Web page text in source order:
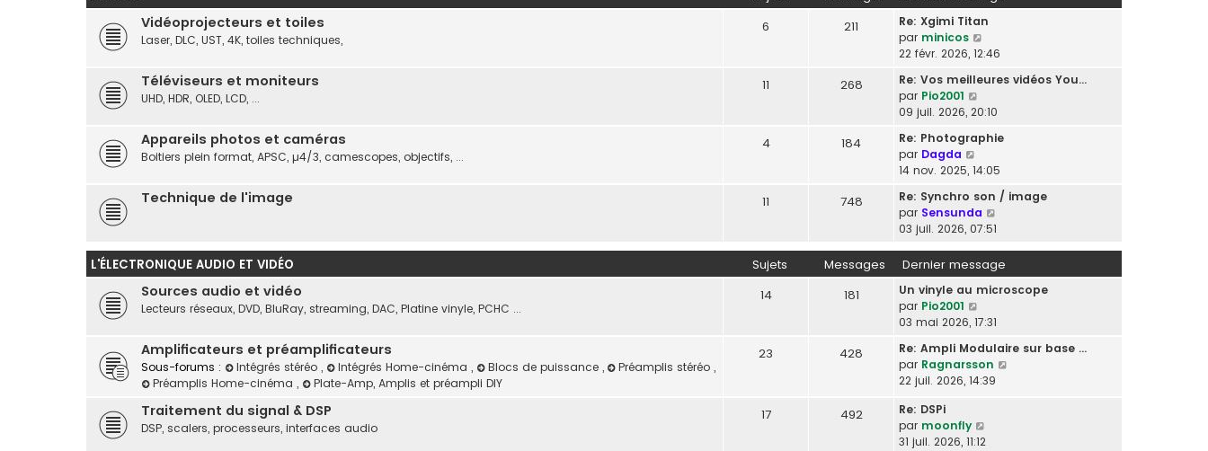
a
g
e
r
m
e
s
a
g
n
i
e
r
e
s
g
e
l
e
e
n
i
e
r
e
s
a
g
e
Vidéoprojecteurs et toiles
Laser, DLC, UST, 4K, toiles techniques,
6 211
Re: Xgimi Titan
par minicos
o
r
e
d
r
i
e
r
e
s
s
g
e
22 févr. 2026, 12:46
Téléviseurs et moniteurs
UHD, HDR, OLED, LCD, ...
11 268
Re: Vos meilleures vidéos You…
par Pio2001
o
r
e
d
e
r
e
r
e
s
a
g
09 juil. 2026, 20:10
Appareils photos et caméras
Boitiers plein format, APSC, µ4/3, camescopes, objectifs, ...
4 184
Re: Photographie
par Dagda
o
r
l
e
d
e
n
i
e
r
m
e
a
g
14 nov. 2025, 14:05
Technique de l'image 11 748
Re: Synchro son / image
par Sensunda
r
l
e
n
i
03 juil. 2026, 07:51
L'ÉLECTRONIQUE AUDIO ET VIDÉO Sujets Messages Dernier message
Sources audio et vidéo
Lecteurs réseaux, DVD, BluRay, streaming, DAC, Platine vinyle, PCHC ...
14 181
Un vinyle au microscope
par Pio2001
o
r
l
e
r
03 mai 2026, 17:31
Amplificateurs et préamplificateurs
Sous-forums : Intégrés stéréo , Intégrés Home-cinéma , Blocs de puissance , Préamplis stéréo,
Préamplis Home-cinéma , Plate-Amp, Amplis et préampli DIY
23 428
Re: Ampli Modulaire sur base …
par Ragnarsson
22 juil. 2026, 14:39
Traitement du signal & DSP
DSP, scalers, processeurs, interfaces audio
17 492
Re: DSPi
par moonfly
31 juil. 2026, 11:12